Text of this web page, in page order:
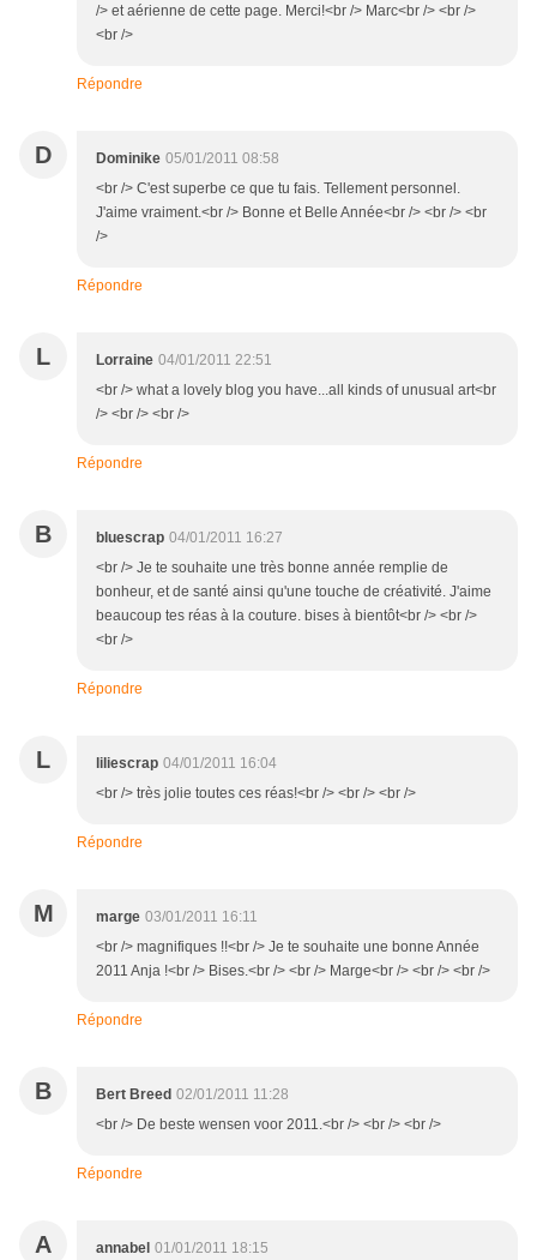
/> et aérienne de cette page. Merci!<br /> Marc<br /> <br />
<br />
Répondre
D Dominike 05/01/2011 08:58
<br /> C'est superbe ce que tu fais. Tellement personnel.
J'aime vraiment.<br /> Bonne et Belle Année<br /> <br /> <br
/>
Répondre
L Lorraine 04/01/2011 22:51
<br /> what a lovely blog you have...all kinds of unusual art<br
/> <br /> <br />
Répondre
B bluescrap 04/01/2011 16:27
<br /> Je te souhaite une très bonne année remplie de
bonheur, et de santé ainsi qu'une touche de créativité. J'aime
beaucoup tes réas à la couture. bises à bientôt<br /> <br />
<br />
Répondre
L liliescrap 04/01/2011 16:04
<br /> très jolie toutes ces réas!<br /> <br /> <br />
Répondre
M marge 03/01/2011 16:11
<br /> magnifiques !!<br /> Je te souhaite une bonne Année
2011 Anja !<br /> Bises.<br /> <br /> Marge<br /> <br /> <br />
Répondre
B Bert Breed 02/01/2011 11:28
<br /> De beste wensen voor 2011.<br /> <br /> <br />
Répondre
A annabel 01/01/2011 18:15